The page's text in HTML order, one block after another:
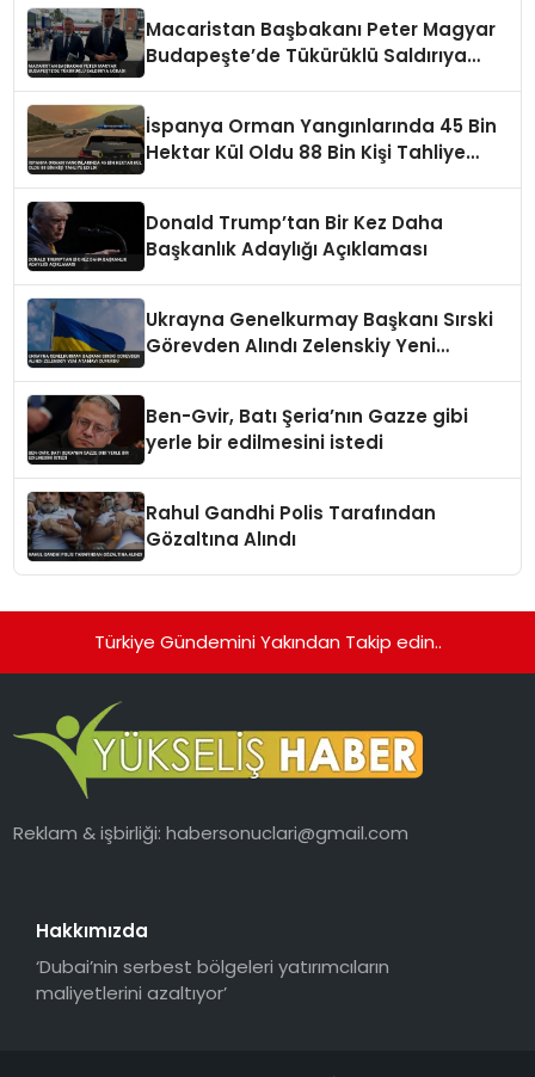
Macaristan Başbakanı Peter Magyar
Budapeşte’de Tükürüklü Saldırıya
İspanya Orman Yangınlarında 45 Bin
Hektar Kül Oldu 88 Bin Kişi Tahliye
Donald Trump’tan Bir Kez Daha
Başkanlık Adaylığı Açıklaması
Ukrayna Genelkurmay Başkanı Sırski
Görevden Alındı Zelenskiy Yeni
Ben-Gvir, Batı Şeria’nın Gazze gibi
yerle bir edilmesini istedi
Rahul Gandhi Polis Tarafından
Gözaltına Alındı
Türkiye Gündemini Yakından Takip edin..
Reklam & işbirliği:habersonuclari@gmail.com
Hakkımızda
‘Dubai’nin serbest bölgeleri yatırımcıların
maliyetlerini azaltıyor’